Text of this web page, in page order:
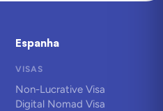
Espanha
VISAS
Non-Lucrative Visa
Digital Nomad Visa